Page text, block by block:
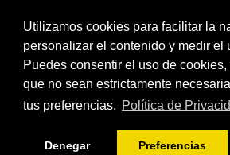
Utilizamos cookies para facilitar la
personalizar el contenido y medir el
Puedes consentir el uso de
que no sean estrictamente
tus preferencias. Política de
Denegar Preferencias
AVISO LEGAL
NEWSLETTER
Únete a nuestro newletter para estar
promociones y descuentos.